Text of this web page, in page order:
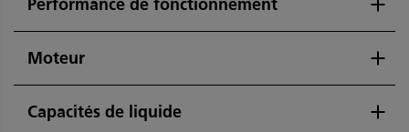
Performance de fonctionnement
Moteur
Capacités de liquide